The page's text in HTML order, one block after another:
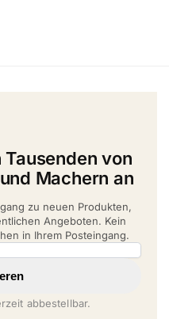
von
Machern an
zu neuen Produkten,
Angeboten. Kein
in Ihrem Posteingang.
abbestellbar.